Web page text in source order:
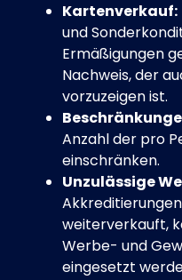
Kartenverkauf:
und
Ermäßigungen
Nachweis, der
vorzuzeigen ist.
Anzahl der pro
einschränken.
Unzulässige
weiterverkauft,
Werbe- und
eingesetzt